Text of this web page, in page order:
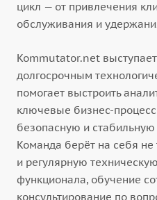
цикл — от привлечения
обслуживания и
Kommutator.net
долгосрочным
помогает выстроить
ключевые бизнес-
безопасную и стабильную
Команда берёт на себя не
и регулярную
функционала, обучение
консультирование по